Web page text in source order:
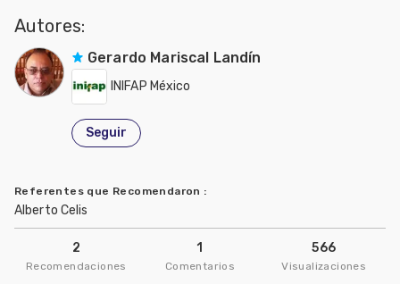
Autores:
Gerardo Mariscal Landín
INIFAP México
Seguir
Referentes que Recomendaron :
Alberto Celis
2
Recomendaciones
1
Comentarios
566
Visualizaciones